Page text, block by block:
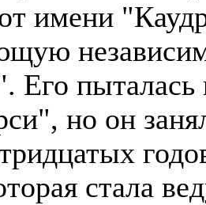
имени
Его
но он
стала